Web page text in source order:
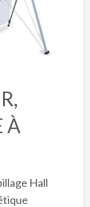
À
Hall